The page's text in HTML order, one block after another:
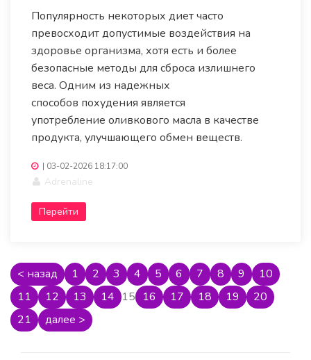
Популярность некоторых диет часто
превосходит допустимые воздействия на
здоровье организма, хотя есть и более
безопасные методы для сброса излишнего
веса. Одним из надежных
способов похудения является
употребление оливкового масла в качестве
продукта, улучшающего обмен веществ.
| 03-02-2026 18:17:00
Adrenaline
Перейти
< назад 1 2 3 4 5 6 7 8 9
10
11
12 13 14 15 16 17 18 19
20
21
далее >